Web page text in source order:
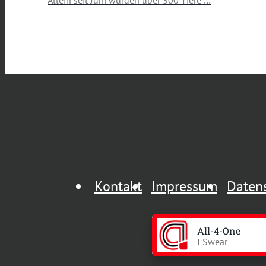
Kontakt Impressum
All-4-One
I Swear